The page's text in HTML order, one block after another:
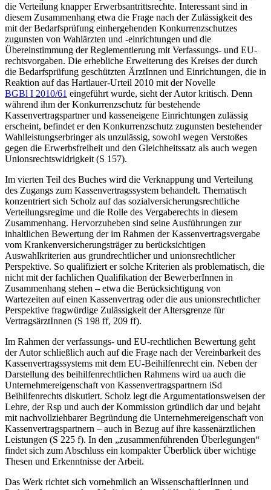
die Verteilung knapper Erwerbsantrittsrechte. Interessant sind in
diesem Zusammenhang etwa die Frage nach der Zulässigkeit des
mit der Bedarfsprüfung einhergehenden Konkurrenzschutzes
zugunsten von Wahlärzten und -einrichtungen und die
Übereinstimmung der Reglementierung mit Verfassungs- und EU-
rechtsvorgaben. Die erhebliche Erweiterung des Kreises der durch
die Bedarfsprüfung geschützten ÄrztInnen und Einrichtungen, die in
Reaktion auf das Hartlauer-Urteil 2010 mit der Novelle
BGBl I 2010/61 eingeführt wurde, sieht der Autor kritisch. Denn
während ihm der Konkurrenzschutz für bestehende
Kassenvertragspartner und kasseneigene Einrichtungen zulässig
erscheint, befindet er den Konkurrenzschutz zugunsten bestehender
Wahlleistungserbringer als unzulässig, sowohl wegen Verstoßes
gegen die Erwerbsfreiheit und den Gleichheitssatz als auch wegen
Unionsrechtswidrigkeit (S 157).
Im vierten Teil des Buches wird die Verknappung und Verteilung
des Zugangs zum Kassenvertragssystem behandelt. Thematisch
konzentriert sich Scholz auf das sozialversicherungsrechtliche
Verteilungsregime und die Rolle des Vergaberechts in diesem
Zusammenhang. Hervorzuheben sind seine Ausführungen zur
inhaltlichen Bewertung der im Rahmen der Kassenvertragsvergabe
vom Krankenversicherungsträger zu berücksichtigen
Auswahlkriterien aus grundrechtlicher und unionsrechtlicher
Perspektive. So qualifiziert er solche Kriterien als problematisch, die
nicht mit der fachlichen Qualifikation der BewerberInnen in
Zusammenhang stehen – etwa die Berücksichtigung von
Wartezeiten auf einen Kassenvertrag oder die aus unionsrechtlicher
Perspektive fragwürdige Zulässigkeit der Altersgrenze für
VertragsärztInnen (S 198 ff, 209 ff).
Im Rahmen der verfassungs- und EU-rechtlichen Bewertung geht
der Autor schließlich auch auf die Frage nach der Vereinbarkeit des
Kassenvertragssystems mit dem EU-Beihilfenrecht ein. Neben der
Darstellung des beihilfenrechtlichen Rahmens wird ua auch die
Unternehmereigenschaft von Kassenvertragspartnern iSd
Beihilfenrechts diskutiert. Scholz legt die Argumentationsweisen der
Lehre, der Rsp und auch der Kommission gründlich dar und bejaht
mit nachvollziehbarer Begründung die Unternehmereigenschaft von
Kassenvertragspartnern – auch in Bezug auf ihre kassenärztlichen
Leistungen (S 225 f). In den „zusammenführenden Überlegungen“
findet sich zum Abschluss ein kompakter Überblick über wichtige
Thesen und Erkenntnisse der Arbeit.
Das Werk richtet sich vornehmlich an WissenschaftlerInnen und